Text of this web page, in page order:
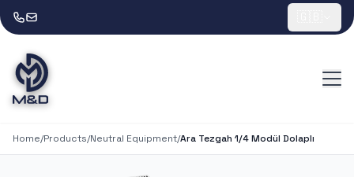
Home/Products/Neutral Equipment/Ara Tezgah 1/4 Modül Dolaplı